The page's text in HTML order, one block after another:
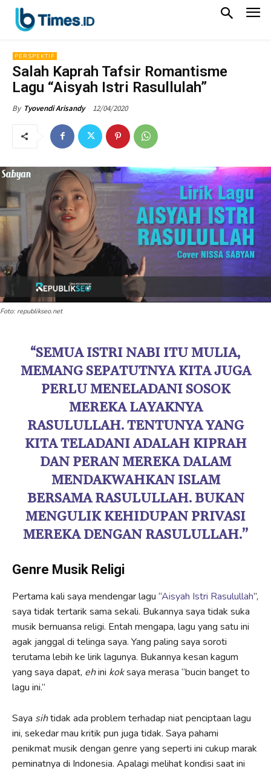
PERSPEKTIF
Salah Kaprah Tafsir Romantisme
Lagu “Aisyah Istri Rasullulah”
By Tyovendi Arisandy 12/04/2020
Foto: republikseo.net
“SEMUA ISTRI NABI ITU MULIA,
MEMANG SEPATUTNYA KITA JUGA
PERLU MENELADANI SOSOK
MEREKA LAYAKNYA
RASULULLAH. TENTUNYA YANG
KITA TELADANI ADALAH KIPRAH
DAN PERAN MEREKA DALAM
MENDAKWAHKAN ISLAM
BERSAMA RASULULLAH. BUKAN
MENGULIK KEHIDUPAN PRIVASI
MEREKA DENGAN RASULULLAH.”
Genre Musik Religi
Pertama kali saya mendengar lagu “Aisyah Istri Rasulullah”,
saya tidak tertarik sama sekali. Bukannya saya tidak suka
musik bernuansa religi. Entah mengapa, lagu yang satu ini
agak janggal di telinga saya. Yang paling saya soroti
terutama lebih ke lirik lagunya. Bukannya kesan kagum
yang saya dapat, ehini koksaya merasa “bucin banget to
lagu ini.”
Saya sihtidak ada problem terhadap niat penciptaan lagu
ini, sekedar mau kritik pun juga tidak. Saya pahami
penikmat musik dengan genre yang seperti ini cukup marak
peminatnya di Indonesia. Apalagi melihat kondisi saat ini